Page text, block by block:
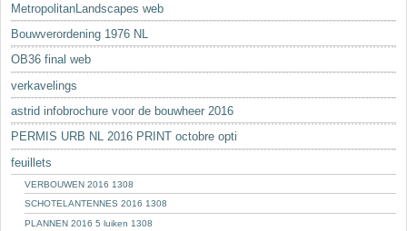
MetropolitanLandscapes web
Bouwverordening 1976 NL
OB36 final web
verkavelings
astrid infobrochure voor de bouwheer 2016
PERMIS URB NL 2016 PRINT octobre opti
feuillets
VERBOUWEN 2016 1308
SCHOTELANTENNES 2016 1308
PLANNEN 2016 5 luiken 1308